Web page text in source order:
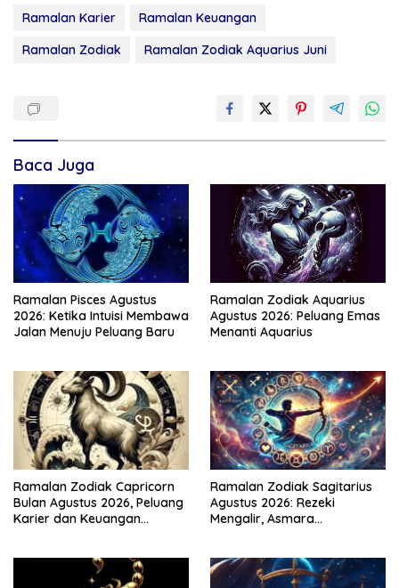
Ramalan Karier
Ramalan Keuangan
Ramalan Zodiak
Ramalan Zodiak Aquarius Juni
Baca Juga
Ramalan Pisces Agustus
2026: Ketika Intuisi Membawa
Jalan Menuju Peluang Baru
Ramalan Zodiak Aquarius
Agustus 2026: Peluang Emas
Menanti Aquarius
Ramalan Zodiak Capricorn
Bulan Agustus 2026, Peluang
Karier dan Keuangan
Ramalan Zodiak Sagitarius
Agustus 2026: Rezeki
Mengalir, Asmara